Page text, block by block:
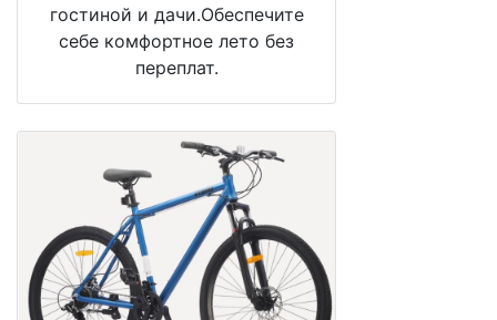
гостиной и дачи.Обеспечите
себе комфортное лето без
переплат.